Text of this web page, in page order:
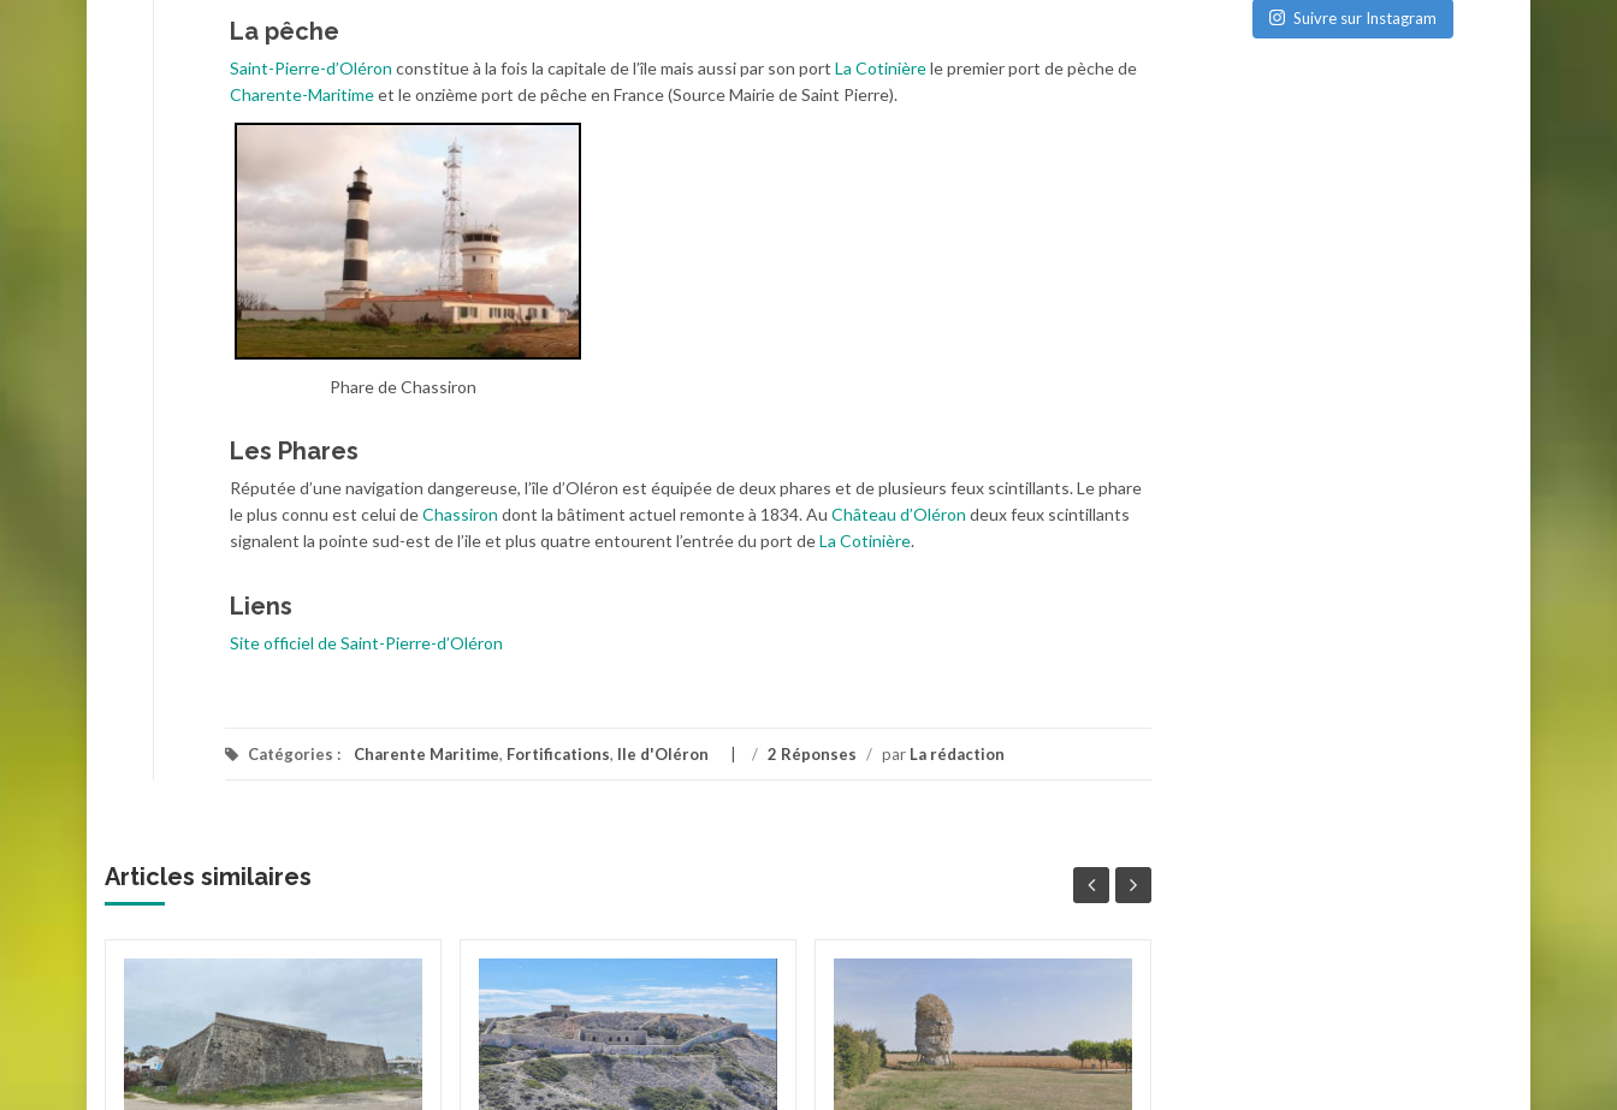
La pêche
Saint-Pierre-d’Oléron constitue à la fois la capitale de l’île mais aussi par son port La Cotinièrele premier port de pèche de
Charente-Maritimeet le onzième port de pêche en France (Source Mairie de Saint Pierre).
Phare de Chassiron
Les Phares
Réputée d’une navigation dangereuse, l’île d’Oléron est équipée de deux phares et de plusieurs feux scintillants. Le phare
le plus connu est celui deChassiron dont la bâtiment actuel remonte à 1834. Au Château d’Oléron deux feux scintillants
signalent la pointe sud-est de l’ile et plus quatre entourent l’entrée du port deLa Cotinière.
Liens
Site officiel de Saint-Pierre-d’Oléron
Catégories : Charente Maritime, Fortifications, Ile d'Oléron / 2 Réponses / par La rédaction
Articles similaires
Suivre sur Instagram